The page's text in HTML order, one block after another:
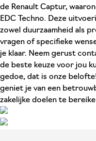
de Renault Captur,
EDC Techno. Deze
zowel duurzaamheid als
vragen of specifieke
je klaar. Neem gerust
de beste keuze voor jou
gedoe, dat is onze
geniet je van een
zakelijke doelen te